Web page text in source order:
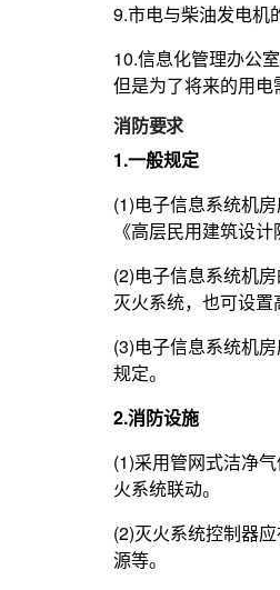
9.市电与柴油发电机
10.信息化管理办公
但是为了将来的用电
消防要求
1.一般规定
(1)电子信息系统机
《高层民用建筑设
(2)电子信息系统机
灭火系统，也可设置
(3)电子信息系统机
规定。
2.消防设施
(1)采用管网式洁净
火系统联动。
(2)灭火系统控制器
源等。